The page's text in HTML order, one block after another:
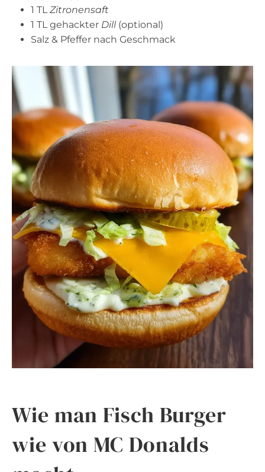
1 TL Zitronensaft
1 TL gehackter Dill(optional)
Salz & Pfeffer nach Geschmack
Wie man Fisch Burger
wie von MC Donalds